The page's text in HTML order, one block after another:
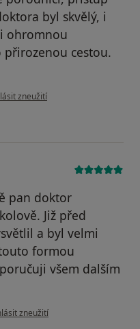
byl skvělý, i
ohromnou
cestou.
názoru uživatele Lucie
zneužití
pan doktor
Již před
a byl velmi
formou
všem dalším
názoru uživatele Iveta D.
zneužití